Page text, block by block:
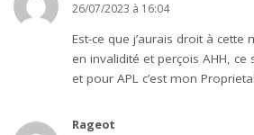
26/07/2023 à 16:04
Est-ce que j’aurais droit à cette
en invalidité et perçois AHH,
et pour APL c’est mon
Rageot